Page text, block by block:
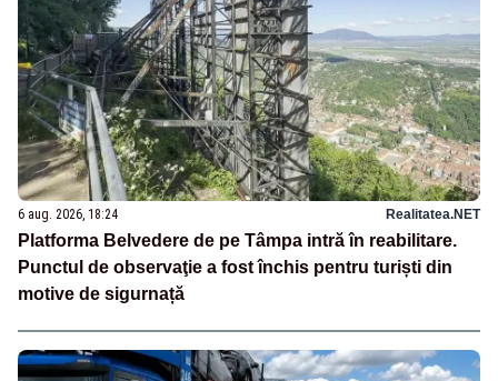
6 aug. 2026, 18:24 Realitatea.NET
Platforma Belvedere de pe Tâmpa intră în reabilitare.
Punctul de observaţie a fost închis pentru turiști din
motive de sigurnață